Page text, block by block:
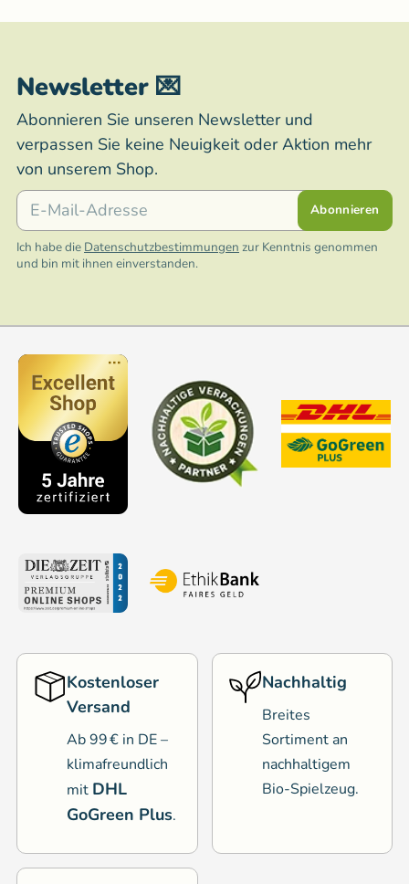
Newsletter 💌
Abonnieren Sie unseren Newsletter und
verpassen Sie keine Neuigkeit oder Aktion mehr
von unserem Shop.
E-Mail
Abonnieren
Ich habe die Datenschutzbestimmungen zur Kenntnis genommen
und bin mit ihnen einverstanden.
Kostenloser
Versand
Ab 99 € in DE –
klimafreundlich
mit DHL
GoGreen Plus.
Nachhaltig
Breites
Sortiment an
nachhaltigem
Bio-Spielzeug.